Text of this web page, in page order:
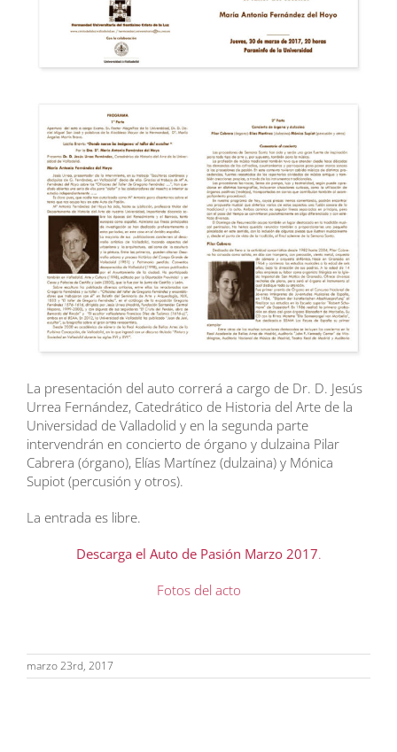
La presentación del auto correrá a cargo de Dr. D. Jesús
Urrea Fernández, Catedrático de Historia del Arte de la
Universidad de Valladolid y en la segunda parte
intervendrán en concierto de órgano y dulzaina Pilar
Cabrera (órgano), Elías Martínez (dulzaina) y Mónica
Supiot (percusión y otros).
La entrada es libre.
Descarga el Auto de Pasión Marzo 2017.
Fotos del acto
marzo 23rd, 2017